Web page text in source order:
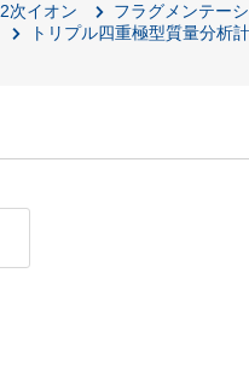
2次イオン
フラグメンテー
トリプル四重極型質量分析計